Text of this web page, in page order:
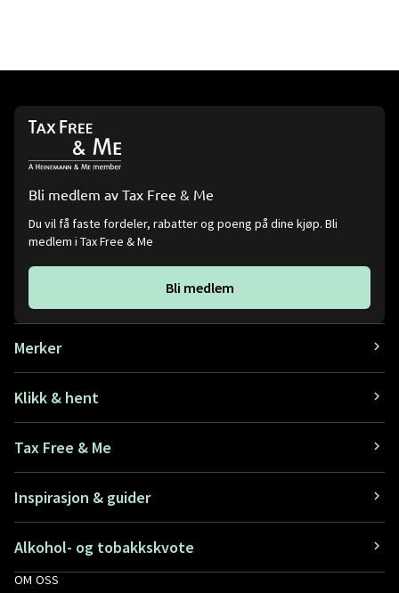
Bli medlem av Tax Free & Me
Du vil få faste fordeler, rabatter og poeng på dine kjøp. Bli
medlem i Tax Free & Me
Bli medlem
Merker
Klikk & hent
Tax Free & Me
Inspirasjon & guider
Alkohol- og tobakkskvote
OM OSS